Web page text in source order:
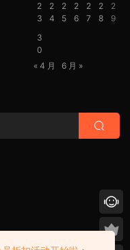
2
3
2
4
2
5
2
6
2
7
2
8
2
9
3
0
« 4 月
6 月 »